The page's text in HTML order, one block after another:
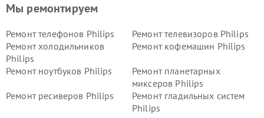
Мы ремонтируем
Ремонт телефонов Philips
Ремонт телевизоров Philips
Ремонт холодильников
Philips
Ремонт кофемашин Philips
Ремонт ноутбуков Philips
Ремонт планетарных
миксеров Philips
Ремонт ресиверов Philips
Ремонт гладильных систем
Philips